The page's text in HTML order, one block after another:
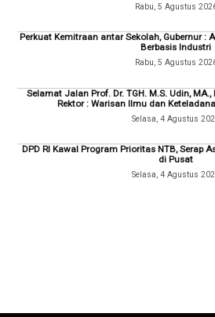
Rabu, 5 Agustus
Perkuat Kemitraan antar Sekolah, Gubernur :
Berbasis Industri
Rabu, 5 Agustus
Selamat Jalan Prof. Dr. TGH. M.S. Udin,
Rektor : Warisan Ilmu dan
Selasa, 4 Agustus
DPD RI Kawal Program Prioritas NTB, Serap
di Pusat
Selasa, 4 Agustus